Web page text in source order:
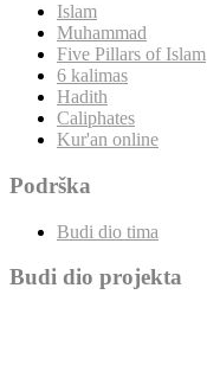
Islam
Muhammad
Five Pillars of Islam
6 kalimas
Hadith
Caliphates
Kur'an online
Podrška
Budi dio tima
Budi dio projekta